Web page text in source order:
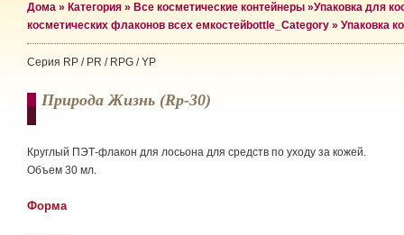
Дома » Категория » Все косметические контейнеры »Упаковка для
косметических флаконов всех емкостейbottle_Category » Упаковка
Серия RP / PR / RPG / YP
Природа Жизнь (rp-30)
Круглый ПЭТ-флакон для лосьона для средств по уходу за кожей.
Объем 30 мл.
Форма